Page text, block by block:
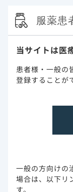
OLE）：
（その他
1489試験および
て治療薬に関連
Sax PE, et al.:
試
服薬患
当サイトは医
患者様・一般の
登録することが
一般の方向けの
場合は、以下リ
す。